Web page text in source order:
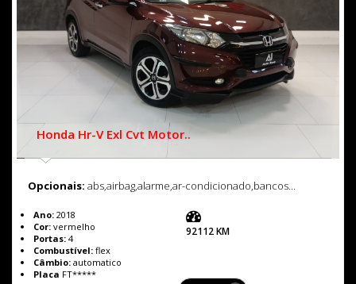
Honda Hr-V Exl Cvt Motor..
Opcionais: abs,airbag,alarme,ar-condicionado,bancos...
Ano: 2018
Cor: vermelho
Portas: 4
Combustível: flex
Câmbio: automatico
Placa FT*****
92112 KM